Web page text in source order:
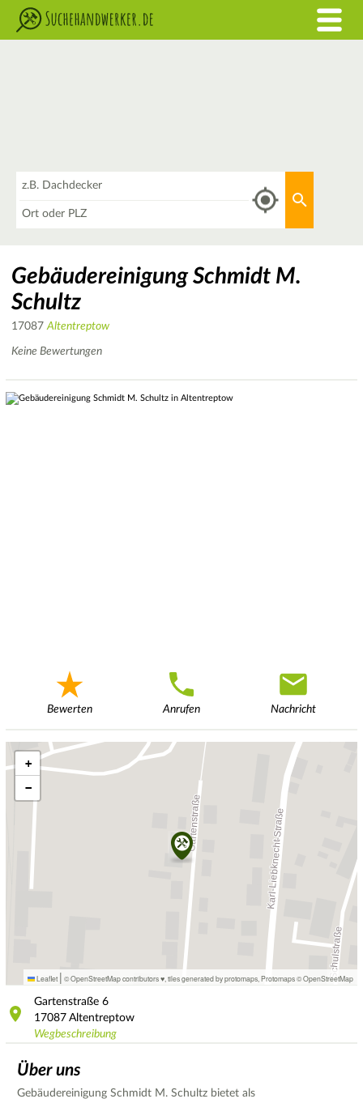
Gebäudereinigung Schmidt M.
Schultz
17087Altentreptow
Keine Bewertungen
Bewerten Anrufen Nachricht
+
−
Leaflet | © OpenStreetMap contributors ♥, tiles generated by protomaps Protomaps©OpenStreetMap
Gartenstraße 6
17087 Altentreptow
Wegbeschreibung
Über uns
Gebäudereinigung Schmidt M. Schultz bietet als